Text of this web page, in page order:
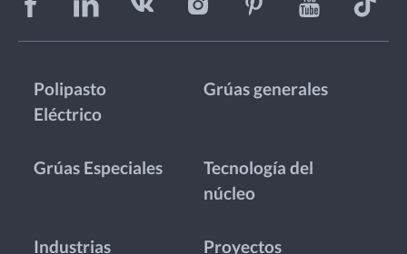
Polipasto
Eléctrico
Grúas generales
Grúas Especiales
Tecnología del
núcleo
Industrias Proyectos